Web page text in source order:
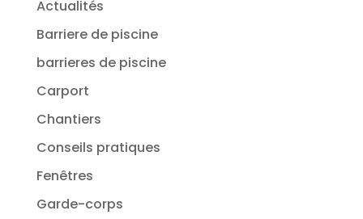
Actualités
Barriere de piscine
barrieres de piscine
Carport
Chantiers
Conseils pratiques
Fenêtres
Garde-corps